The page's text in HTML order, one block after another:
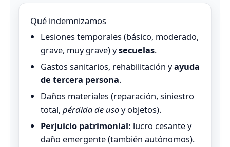
Qué indemnizamos
Lesiones temporales (básico, moderado,
grave, muy grave) ysecuelas.
Gastos sanitarios, rehabilitación yayuda
de tercera persona.
Daños materiales (reparación, siniestro
total, pérdida de usoy objetos).
Perjuicio patrimonial: lucro cesante y
daño emergente (también autónomos).